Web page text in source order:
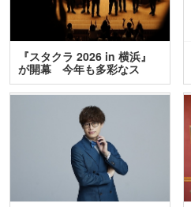
『スタクラ 2026 in 横浜』
が開幕 今年も多彩なス
テ…